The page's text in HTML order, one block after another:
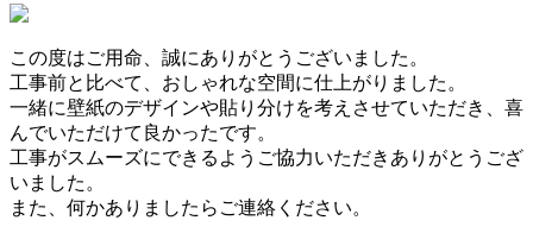
この度はご用命、誠にありがとうございました。
工事前と比べて、おしゃれな空間に仕上がりました。
一緒に壁紙のデザインや貼り分けを考えさせていただき、喜
んでいただけて良かったです。
工事がスムーズにできるようご協力いただきありがとうござ
いました。
また、何かありましたらご連絡ください。